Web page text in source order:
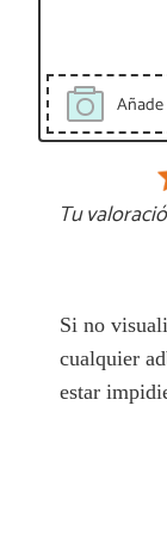
Tu
Si no
cualquier
estar